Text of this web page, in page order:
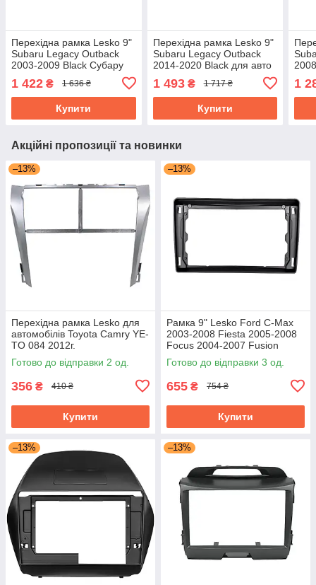
Перехідна рамка Lesko 9"
Subaru Legacy Outback
2003-2009 Black Субару
1 422 ₴ 1 636 ₴
Купити
Перехідна рамка Lesko 9"
Subaru Legacy Outback
2014-2020 Black для авто
1 493₴ 1 717 ₴
Купити
1
Акційні пропозиції та новинки
–13%
Перехідна рамка Lesko для
автомобілів Toyota Camry YE-
TO 084 2012г.
Готово до відправки 2 од.
356 ₴ 410 ₴
Купити
–13%
Рамка 9" Lesko Ford C-Max
2003-2008 Fiesta 2005-2008
Focus 2004-2007 Fusion
2005-2011 Galaxy 2006-2008
Готово до відправки 3 од.
655 ₴ 754 ₴
Купити
–13% –13%